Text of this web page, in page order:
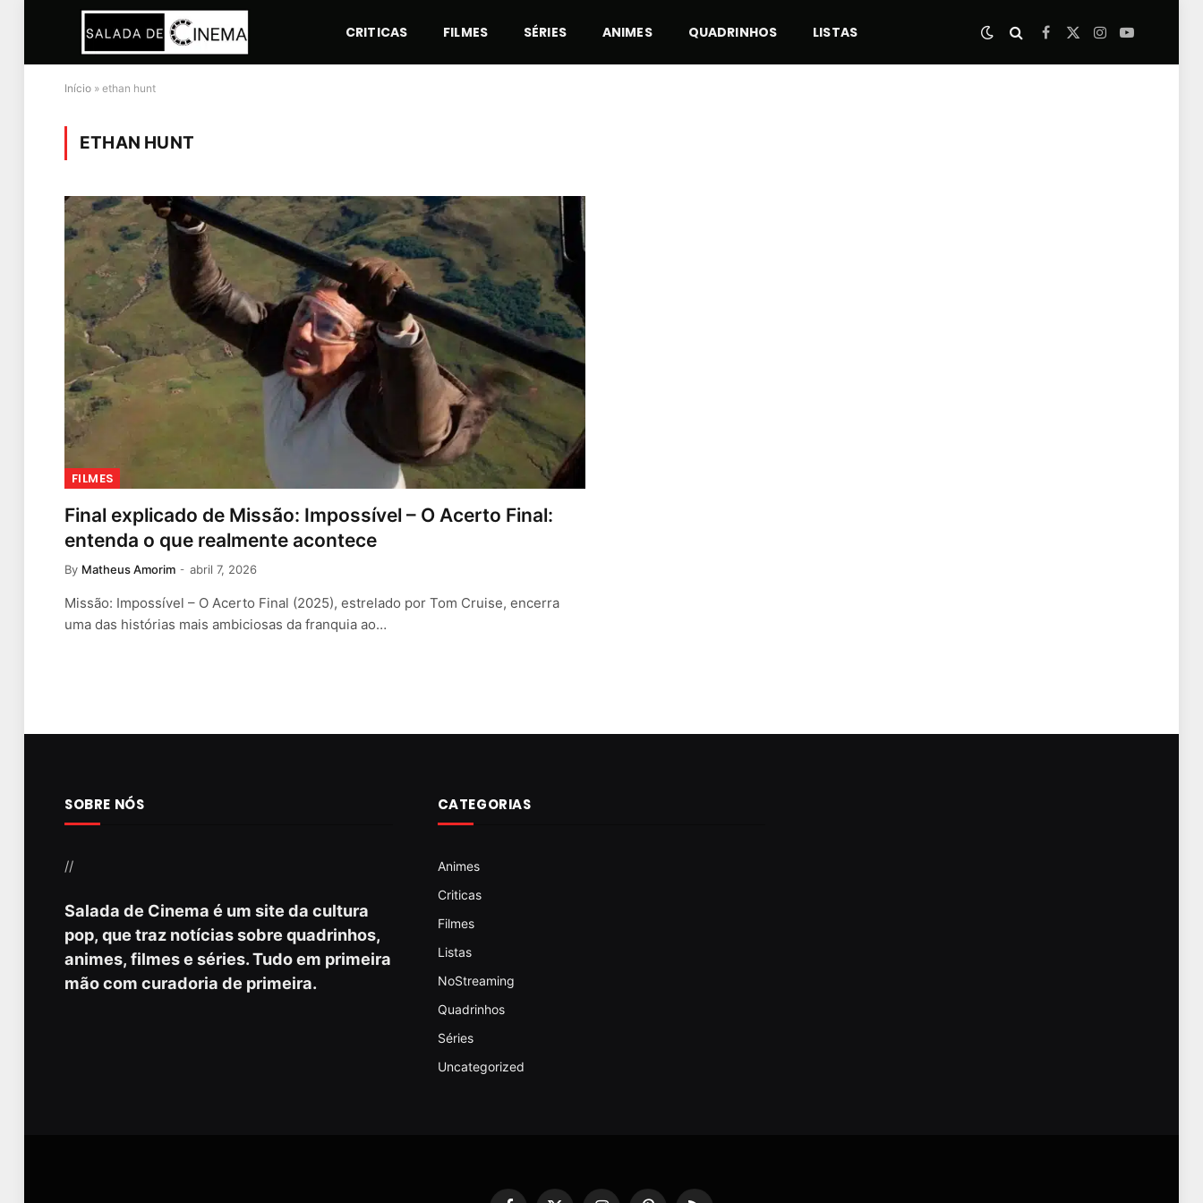
CRITICAS FILMES SÉRIES ANIMES QUADRINHOS LISTAS Facebook
X
Instagram
YouTube
Início » ethan hunt
ETHAN HUNT
FILMES
Final explicado de Missão: Impossível – O Acerto Final:
entenda o que realmente acontece
By Matheus Amorim abril 7, 2026
Missão: Impossível – O Acerto Final (2025), estrelado por Tom Cruise, encerra
uma das histórias mais ambiciosas da franquia ao…
SOBRE NÓS
//
Salada de Cinema é um site da cultura
pop, que traz notícias sobre quadrinhos,
animes, filmes e séries. Tudo em primeira
mão com curadoria de primeira.
CATEGORIAS
Animes
Criticas
Filmes
Listas
NoStreaming
Quadrinhos
Séries
Uncategorized